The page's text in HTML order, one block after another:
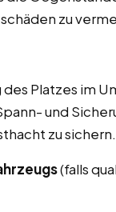
zu
Platzes im
und
zu sichern.
(falls